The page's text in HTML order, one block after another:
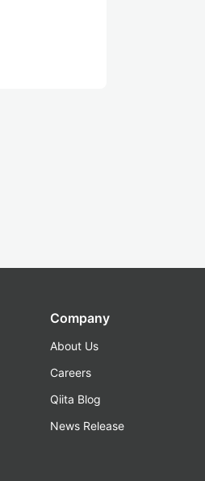
Company
About Us
Careers
Qiita Blog
News Release